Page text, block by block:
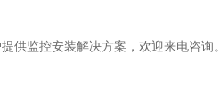
供监控安装解决方案，欢迎来电咨询。